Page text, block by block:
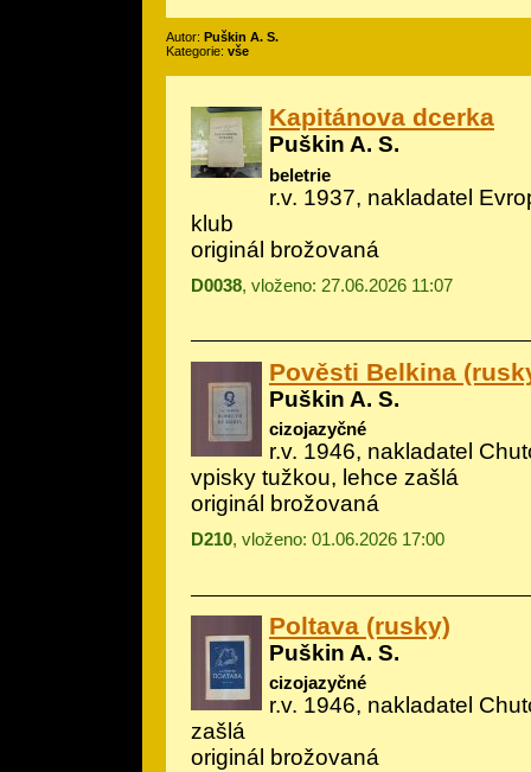
Autor: Puškin A. S.
Kategorie: vše
Kapitánova dcerka
Puškin A. S.
beletrie
r.v. 1937, nakladatel
klub
originál brožovaná
D0038, vloženo: 27.06.2026 11:07
Pověsti Belkina
Puškin A. S.
cizojazyčné
r.v. 1946, nakladatel
vpisky tužkou, lehce zašlá
originál brožovaná
D210, vloženo: 01.06.2026 17:00
Poltava (rusky)
Puškin A. S.
cizojazyčné
r.v. 1946, nakladatel
zašlá
originál brožovaná